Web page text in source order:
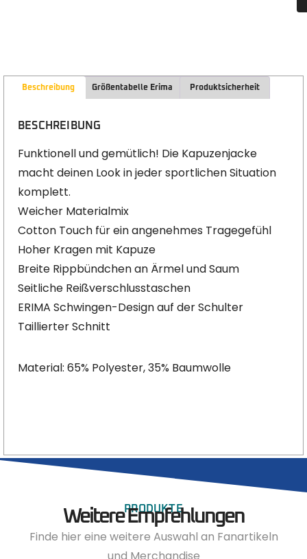
Beschreibung Größentabelle Erima Produktsicherheit
BESCHREIBUNG
Funktionell und gemütlich! Die Kapuzenjacke
macht deinen Look in jeder sportlichen Situation
komplett.
Weicher Materialmix
Cotton Touch für ein angenehmes Tragegefühl
Hoher Kragen mit Kapuze
Breite Rippbündchen an Ärmel und Saum
Seitliche Reißverschlusstaschen
ERIMA Schwingen-Design auf der Schulter
Taillierter Schnitt
Material: 65% Polyester, 35% Baumwolle
PRODUKTE
Weitere Empfehlungen
Finde hier eine weitere Auswahl an Fanartikeln
und Merchandise